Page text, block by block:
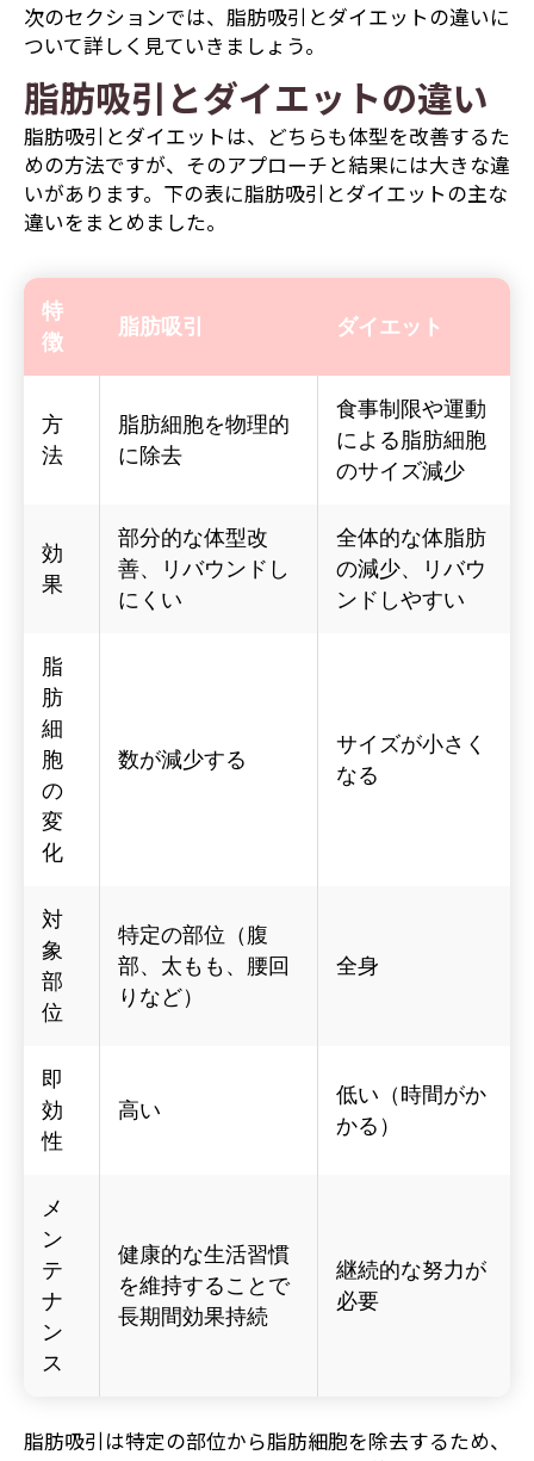
次のセクションでは、脂肪吸引とダイエットの違いに
ついて詳しく見ていきましょう。
脂肪吸引とダイエットの違い
脂肪吸引とダイエットは、どちらも体型を改善するた
めの方法ですが、そのアプローチと結果には大きな違
いがあります。下の表に脂肪吸引とダイエットの主な
違いをまとめました。
特
徴
脂肪吸引 ダイエット
方
法
脂肪細胞を物理的
に除去
食事制限や運動
による脂肪細胞
のサイズ減少
効
果
部分的な体型改
善、リバウンドし
にくい
全体的な体脂肪
の減少、リバウ
ンドしやすい
脂
肪
細
胞
の
変
化
数が減少する
サイズが小さく
なる
対
象
部
位
特定の部位（腹
部、太もも、腰回
りなど）
全身
即
効
性
高い
低い（時間がか
かる）
メ
ン
テ
ナ
ン
ス
健康的な生活習慣
を維持することで
長期間効果持続
継続的な努力が
必要
脂肪吸引は特定の部位から脂肪細胞を除去するため、